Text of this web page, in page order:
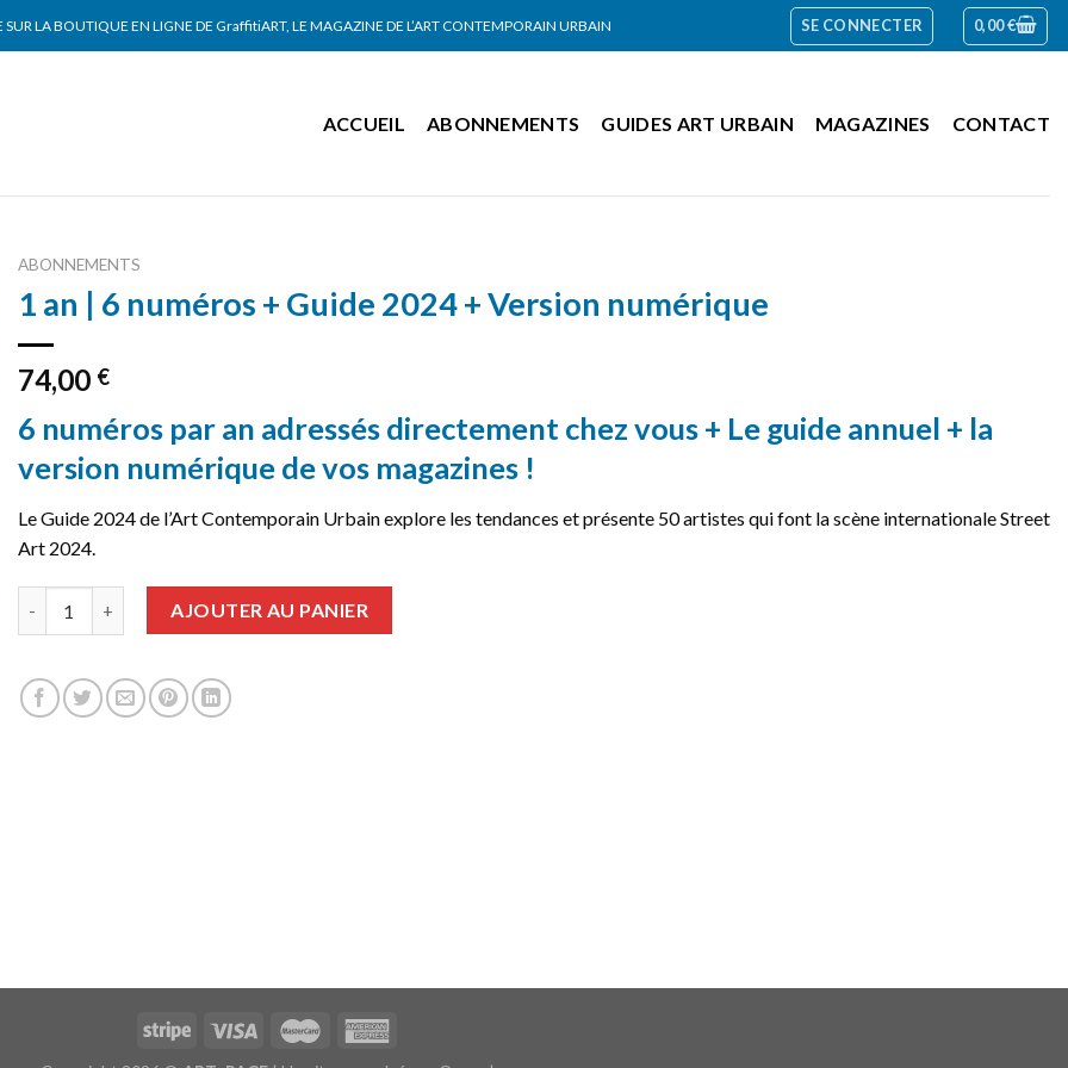
LA BOUTIQUE EN LIGNE DE GraffitiART, LE MAGAZINE DE L’ART CONTEMPORAIN URBAIN SE CONNECTER 0,00€
ACCUEIL ABONNEMENTS GUIDES ART URBAIN MAGAZINES CONTACT
ABONNEMENTS
1 an | 6 numéros + Guide 2024 + Version numérique
74,00 €
6 numéros par an adressés directement chez vous + Le guide annuel + la
version numérique de vos magazines !
Le Guide 2024 de l’Art Contemporain Urbain explore les tendances et présente 50 artistes qui font la scène internationale Street
Art 2024.
AJOUTER AU PANIER